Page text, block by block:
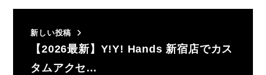
新しい投稿
【2026最新】Y!Y! Hands 新宿店でカス
タムアクセ…